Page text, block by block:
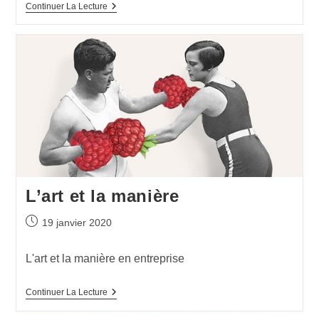
Continuer La Lecture
L’art et la manière
19 janvier 2020
L'art et la manière en entreprise
Continuer La Lecture